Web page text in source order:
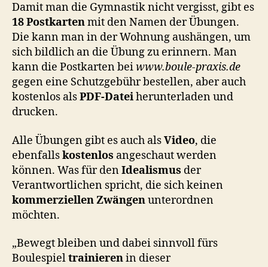
Damit man die Gymnastik nicht vergisst, gibt es
18 Postkartenmit den Namen der Übungen.
Die kann man in der Wohnung aushängen, um
sich bildlich an die Übung zu erinnern. Man
kann die Postkarten beiwww.boule-praxis.de
gegen eine Schutzgebühr bestellen, aber auch
kostenlos alsPDF-Dateiherunterladen und
drucken.
Alle Übungen gibt es auch alsVideo, die
ebenfallskostenlos angeschaut werden
können. Was für denIdealismus der
Verantwortlichen spricht, die sich keinen
kommerziellen Zwängenunterordnen
möchten.
„Bewegt bleiben und dabei sinnvoll fürs
Boulespieltrainierenin dieser